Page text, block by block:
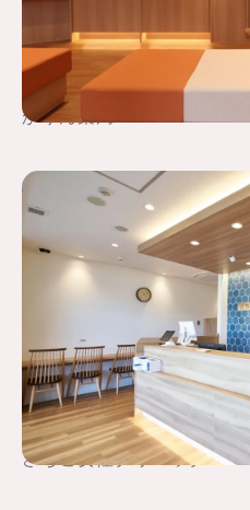
かりん薬局
さちこ女性クリニック